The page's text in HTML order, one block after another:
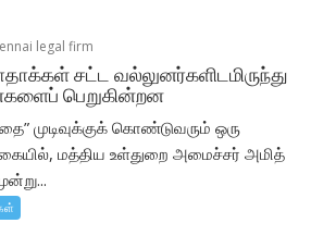
legal firm
சட்ட வல்லுனர்களிடமிருந்து
பெறுகின்றன
முடிவுக்குக் கொண்டுவரும் ஒரு
மத்திய உள்துறை அமைச்சர் அமித்